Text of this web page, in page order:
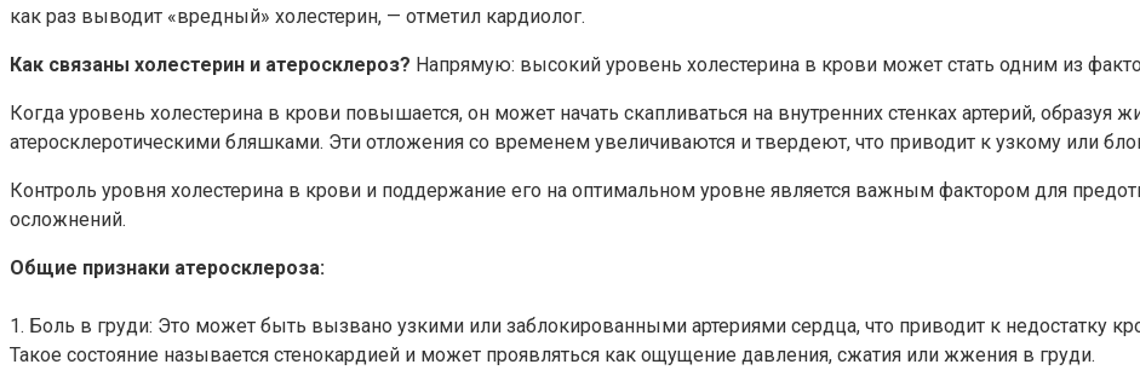
как раз выводит «вредный» холестерин, — отметил кардиолог.
Как связаны холестерин и атеросклероз? Напрямую: высокий уровень холестерина в крови может стать одним из
Когда уровень холестерина в крови повышается, он может начать скапливаться на внутренних стенках артерий,
атеросклеротическими бляшками. Эти отложения со временем увеличиваются и твердеют, что приводит к узкому или
Контроль уровня холестерина в крови и поддержание его на оптимальном уровне является важным фактором для
осложнений.
Общие признаки атеросклероза:
1. Боль в груди: Это может быть вызвано узкими или заблокированными артериями сердца, что приводит к недостатку
Такое состояние называется стенокардией и может проявляться как ощущение давления, сжатия или жжения в груди.